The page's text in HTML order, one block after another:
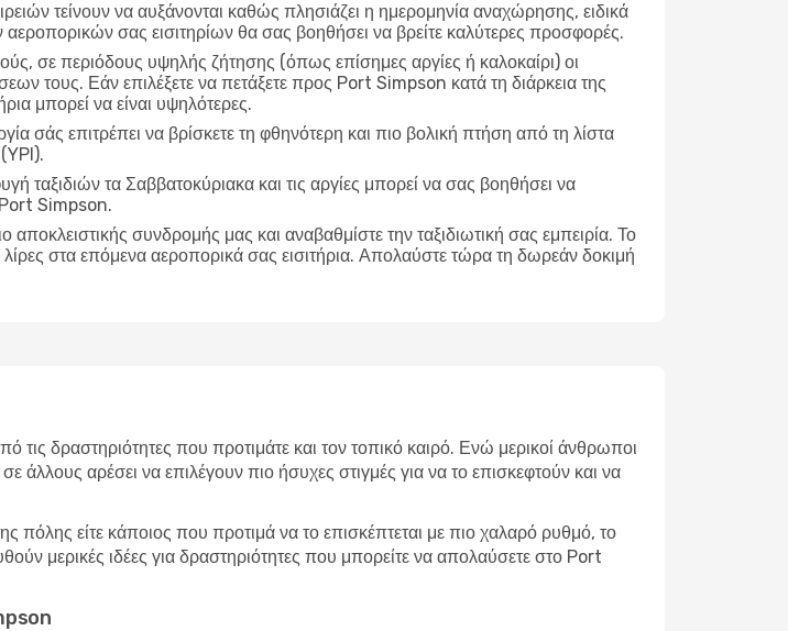
τείνουν να αυξάνονται καθώς πλησιάζει η ημερομηνία αναχώρησης, ειδικά
σας εισιτηρίων θα σας βοηθήσει να βρείτε καλύτερες προσφορές.
σε περιόδους υψηλής ζήτησης (όπως επίσημες αργίες ή καλοκαίρι) οι
τους. Εάν επιλέξετε να πετάξετε προς Port Simpson κατά τη διάρκεια της
μπορεί να είναι υψηλότερες.
σάς επιτρέπει να βρίσκετε τη φθηνότερη και πιο βολική πτήση από τη λίστα
ταξιδιών τα Σαββατοκύριακα και τις αργίες μπορεί να σας βοηθήσει να
Port Simpson.
αποκλειστικής συνδρομής μας και αναβαθμίστε την ταξιδιωτική σας εμπειρία. Το
στα επόμενα αεροπορικά σας εισιτήρια. Απολαύστε τώρα τη δωρεάν δοκιμή
τις δραστηριότητες που προτιμάτε και τον τοπικό καιρό. Ενώ μερικοί άνθρωποι
άλλους αρέσει να επιλέγουν πιο ήσυχες στιγμές για να το επισκεφτούν και να
πόλης είτε κάποιος που προτιμά να το επισκέπτεται με πιο χαλαρό ρυθμό, το
μερικές ιδέες για δραστηριότητες που μπορείτε να απολαύσετε στο Port